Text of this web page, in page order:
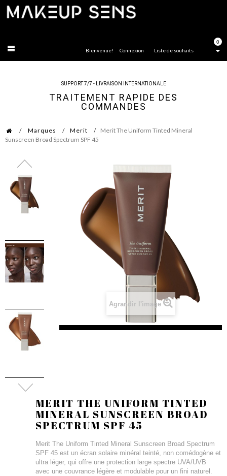
0
Liste de souhaits
Bienvenue! Connexion
SUPPORT 7/7 - LIVRAISON INTERNATIONALE
TRAITEMENT RAPIDE DES
COMMANDES
Marques Merit
Merit The Uniform Tinted Mineral
Sunscreen Broad Spectrum SPF 45
Agrandir l'image
MERIT THE UNIFORM TINTED
MINERAL SUNSCREEN BROAD
SPECTRUM SPF 45
Merit The Uniform Tinted Mineral Sunscreen Broad Spectrum
SPF 45 est un écran solaire minéral teinté, non comédogène et
ultra léger, qui offre une protection large spectre UVA/UVB
avec une couvrance légère et modulable pour un fini naturel.